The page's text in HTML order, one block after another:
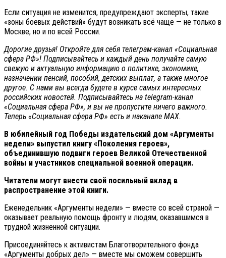
Если ситуация не изменится, предупреждают эксперты, такие
«зоны боевых действий» будут возникать всё чаще — не только в
Москве, но и по всей России.
Дорогие друзья! Откройте для себя телеграм-канал «Социальная
сфера РФ»! Подписывайтесь и каждый день получайте самую
свежую и актуальную информацию о политике, экономике,
назначении пенсий, пособий, детских выплат, а также многое
другое. С нами вы всегда будете в курсе самых интересных
российских новостей. Подписывайтесь на telegram-канал
«Социальная сфера РФ», и вы не пропустите ничего важного.
Теперь «Социальная сфера РФ» есть и наканале МАХ.
В юбилейный год Победы издательский дом «Аргументы
недели» выпустил книгу «Поколения героев»,
объединившую подвиги героев Великой Отечественной
войны и участников специальной военной операции.
Читатели могут внести свой посильный вклад в
распространение этой книги.
Еженедельник «Аргументы недели» — вместе со всей страной —
оказывает реальную помощь фронту и людям, оказавшимся в
трудной жизненной ситуации.
Присоединяйтесь к активистам Благотворительного фонда
«Аргументы добрых дел» — вместе мы сможем совершить